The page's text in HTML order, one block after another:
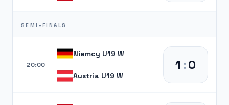
SEMI-FINALS
20:00
Niemcy U19 W
Austria U19 W
1 :0